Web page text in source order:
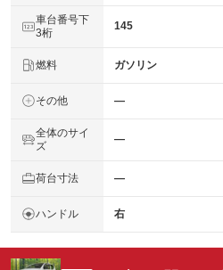
車台番号下
3桁
145
燃料 ガソリン
その他 ―
全体のサイ
ズ
―
荷台寸法 ―
ハンドル 右